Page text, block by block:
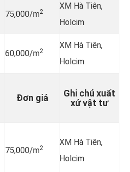
75,000/m2
XM Hà Tiên,
Holcim
60,000/m2
XM Hà Tiên,
Holcim
Đơn giá
Ghi chú xuất
xứ vật tư
75,000/m2
XM Hà Tiên,
Holcim